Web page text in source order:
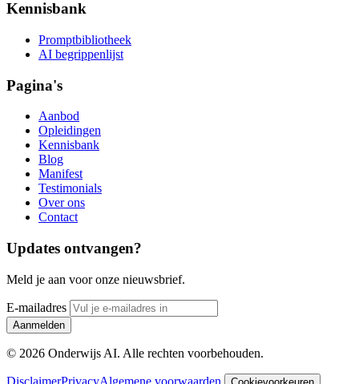
Kennisbank
Promptbibliotheek
AI begrippenlijst
Pagina's
Aanbod
Opleidingen
Kennisbank
Blog
Manifest
Testimonials
Over ons
Contact
Updates ontvangen?
Meld je aan voor onze nieuwsbrief.
E-mailadres
Aanmelden
© 2026 Onderwijs AI. Alle rechten voorbehouden.
DisclaimerPrivacyAlgemene voorwaarden